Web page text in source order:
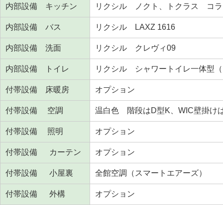
内部設備 キッチン リクシル ノクト、トクラス コラ
内部設備 バス リクシル LAXZ 1616
内部設備 洗面 リクシル クレヴィ09
内部設備 トイレ リクシル シャワートイレ一体型
付帯設備 床暖房 オプション
付帯設備 空調 温白色 階段はD型K、WIC壁掛け
付帯設備 照明 オプション
付帯設備 カーテン オプション
付帯設備 小屋裏 全館空調（スマートエアーズ）
付帯設備 外構 オプション